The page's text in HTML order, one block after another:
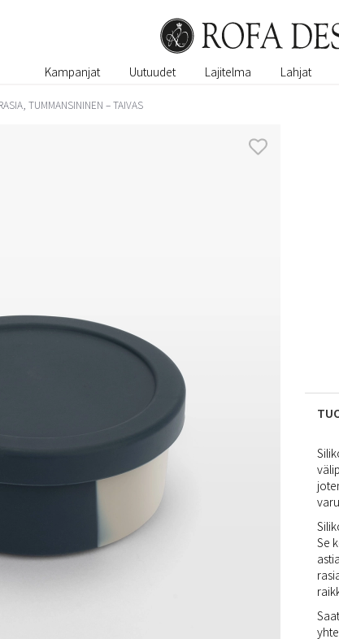
Kampanjat Uutuudet Lajitelma Lahjat
TUMMANSININEN – TAIVAS
Se